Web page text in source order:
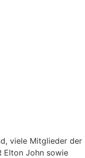
viele Mitglieder der
Elton John sowie